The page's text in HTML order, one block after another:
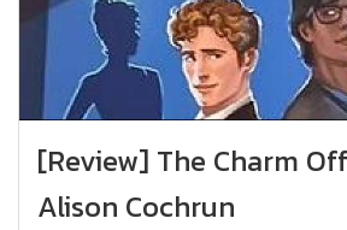
[Review] The Charm
Alison Cochrun